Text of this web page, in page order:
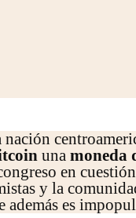
nación
una moneda
en
y la
además es